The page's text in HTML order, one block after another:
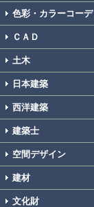
色彩・カラーコー
ＣＡＤ
土木
日本建築
西洋建築
建築士
空間デザイン
建材
文化財